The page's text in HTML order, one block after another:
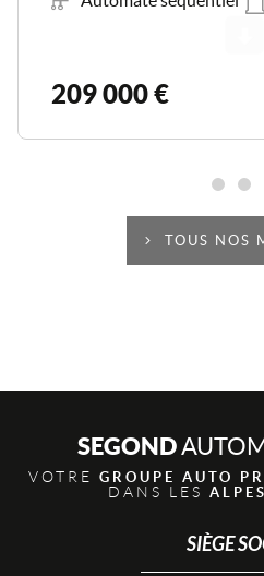
106 541 €
TOUS NOS
SEGOND
VOTRE GROUPE AUTO
DANS LES
SIÈGE